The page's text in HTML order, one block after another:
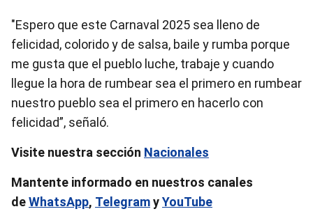
"Espero que este Carnaval 2025 sea lleno de
felicidad, colorido y de salsa, baile y rumba porque
me gusta que el pueblo luche, trabaje y cuando
llegue la hora de rumbear sea el primero en rumbear
nuestro pueblo sea el primero en hacerlo con
felicidad”, señaló.
Visite nuestra sección Nacionales
Mantente informado en nuestros canales
deWhatsApp, TelegramyYouTube